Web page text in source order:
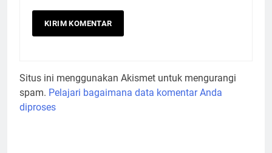
Situs ini menggunakan Akismet untuk mengurangi
spam. Pelajari bagaimana data komentar Anda
diproses